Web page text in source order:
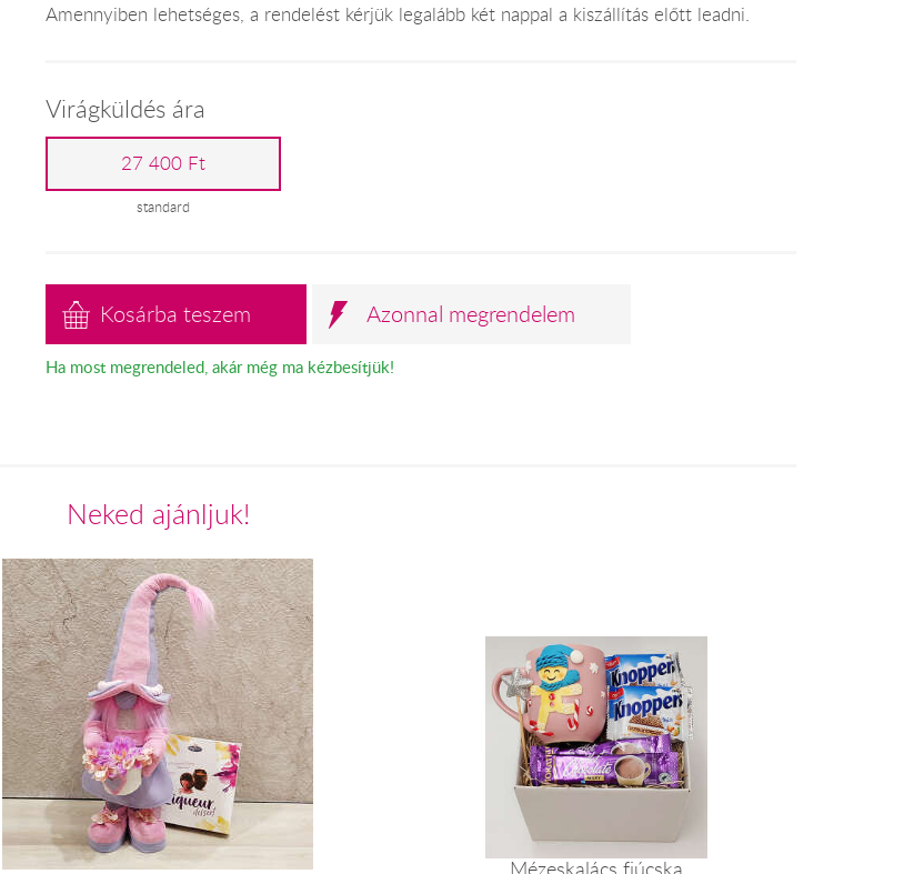
Amennyiben lehetséges, a rendelést kérjük legalább két nappal a kiszállítás előtt leadni.
Virágküldés ára
27 400 Ft
standard
Kosárba teszem Azonnal megrendelem
Ha most megrendeled, akár még ma kézbesítjük!
Neked ajánljuk!
Mézeskalács fiúcska